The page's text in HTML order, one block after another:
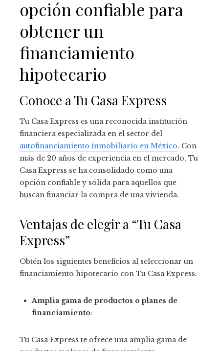
opción confiable para
obtener un
financiamiento
hipotecario
Conoce a Tu Casa Express
Tu Casa Express es una reconocida institución
financiera especializada en el sector del
autofinanciamiento inmobiliario en México. Con
más de 20 años de experiencia en el mercado, Tu
Casa Express se ha consolidado como una
opción confiable y sólida para aquellos que
buscan financiar la compra de una vivienda.
Ventajas de elegir a “Tu Casa
Express”
Obtén los siguientes beneficios al seleccionar un
financiamiento hipotecario con Tu Casa Express:
Amplia gama de productos o planes de
financiamiento:
Tu Casa Express te ofrece una amplia gama de